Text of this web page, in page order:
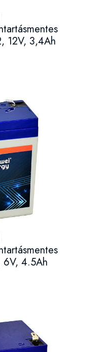
12V, 3,4Ah
6V, 4.5Ah